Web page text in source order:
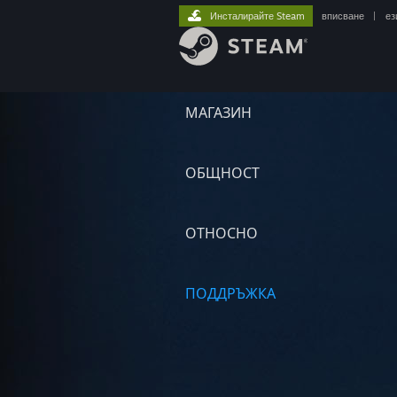
МАГАЗИН
ОБЩНОСТ
ОТНОСНО
ПОДДРЪЖКА
Инсталирайте Steam вписване